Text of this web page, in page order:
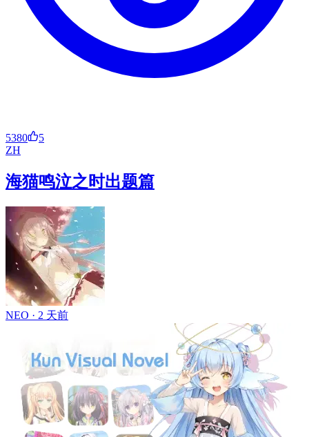
5380
5
ZH
海猫鸣泣之时出题篇
NEO · 2 天前